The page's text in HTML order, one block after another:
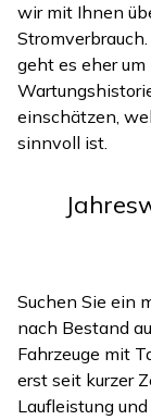
wir mit Ihnen
geht es eher
einschätzen,
sinnvoll ist.
Suchen Sie ein
nach Bestand
Fahrzeuge mit
erst seit kurzer
Laufleistung